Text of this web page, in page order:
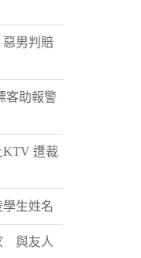
男判賠
客助報警
KTV 遭裁
生姓名
與友人